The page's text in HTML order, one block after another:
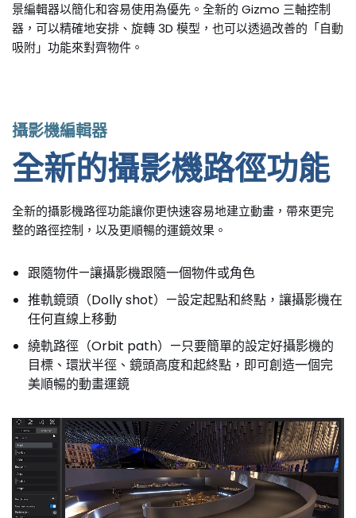
景編輯器以簡化和容易使用為優先。全新的 Gizmo 三軸控制
器，可以精確地安排、旋轉 3D 模型，也可以透過改善的「自動
吸附」功能來對齊物件。
攝影機編輯器
全新的攝影機路徑功能
全新的攝影機路徑功能讓你更快速容易地建立動畫，帶來更完
整的路徑控制，以及更順暢的運鏡效果。
跟隨物件—讓攝影機跟隨一個物件或角色
推軌鏡頭（Dolly shot）—設定起點和終點，讓攝影機在
任何直線上移動
繞軌路徑（Orbit path）—只要簡單的設定好攝影機的
目標、環狀半徑、鏡頭高度和起終點，即可創造一個完
美順暢的動畫運鏡